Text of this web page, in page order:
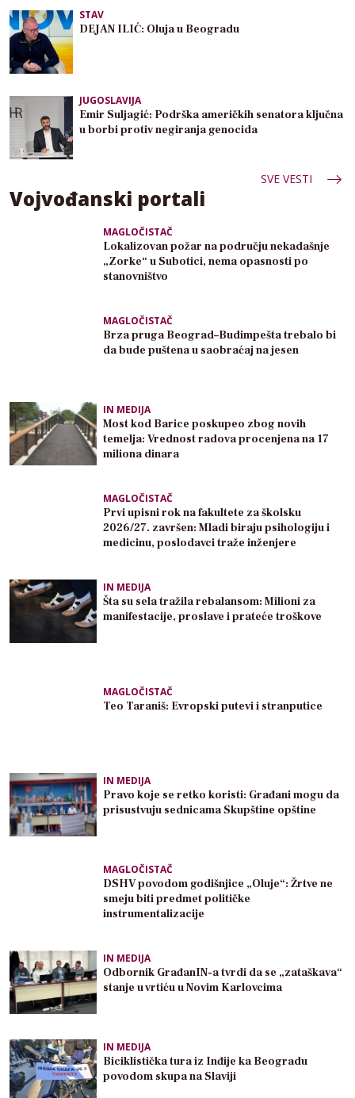
STAV
DEJAN ILIĆ: Oluja u Beogradu
JUGOSLAVIJA
Emir Suljagić: Podrška američkih senatora ključna
u borbi protiv negiranja genocida
SVE VESTI
Vojvođanski portali
MAGLOČISTAČ
Lokalizovan požar na području nekadašnje
„Zorke“ u Subotici, nema opasnosti po
stanovništvo
MAGLOČISTAČ
Brza pruga Beograd–Budimpešta trebalo bi
da bude puštena u saobraćaj na jesen
IN MEDIJA
Most kod Barice poskupeo zbog novih
temelja: Vrednost radova procenjena na 17
miliona dinara
MAGLOČISTAČ
Prvi upisni rok na fakultete za školsku
2026/27. završen: Mladi biraju psihologiju i
medicinu, poslodavci traže inženjere
IN MEDIJA
Šta su sela tražila rebalansom: Milioni za
manifestacije, proslave i prateće troškove
MAGLOČISTAČ
Teo Taraniš: Evropski putevi i stranputice
IN MEDIJA
Pravo koje se retko koristi: Građani mogu da
prisustvuju sednicama Skupštine opštine
MAGLOČISTAČ
DSHV povodom godišnjice „Oluje“: Žrtve ne
smeju biti predmet političke
instrumentalizacije
IN MEDIJA
Odbornik GrađanIN-a tvrdi da se „zataškava“
stanje u vrtiću u Novim Karlovcima
IN MEDIJA
Biciklistička tura iz Inđije ka Beogradu
povodom skupa na Slaviji